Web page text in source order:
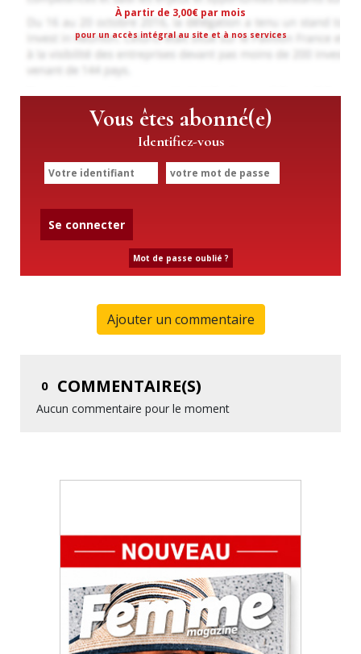
À partir de 3,00€ par mois
pour un accès intégral au site et à nos services
Vous êtes abonné(e)
Identifiez-vous
Se connecter
Mot de passe oublié ?
Ajouter un commentaire
0 COMMENTAIRE(S)
Aucun commentaire pour le moment